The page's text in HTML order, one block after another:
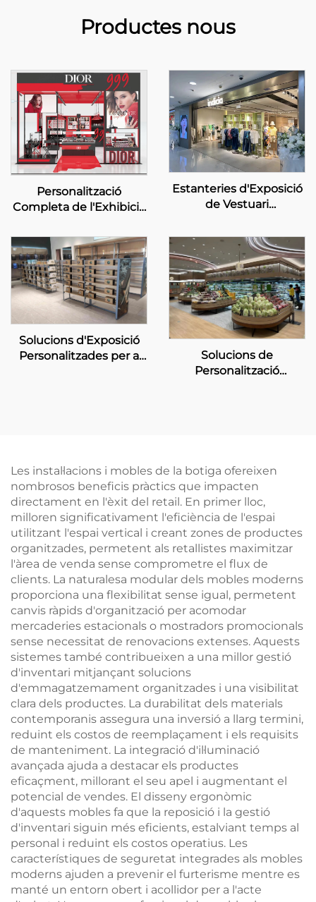
Productes nous
Personalització
Completa de l'Exhibició
Botiga Emergent de
Bellesa Dior
Estanteries d'Exposició
de Vestuari
INDICIA
Solucions d'Exposició
Personalitzades per a
Solucions de
Personalització
Les instal·lacions i mobles de la botiga ofereixen
nombrosos beneficis pràctics que impacten
directament en l'èxit del retail. En primer lloc,
milloren significativament l'eficiència de l'espai
utilitzant l'espai vertical i creant zones de productes
organitzades, permetent als retallistes maximitzar
l'àrea de venda sense comprometre el flux de
clients. La naturalesa modular dels mobles moderns
proporciona una flexibilitat sense igual, permetent
canvis ràpids d'organització per acomodar
mercaderies estacionals o mostradors promocionals
sense necessitat de renovacions extenses. Aquests
sistemes també contribueixen a una millor gestió
d'inventari mitjançant solucions
d'emmagatzemament organitzades i una visibilitat
clara dels productes. La durabilitat dels materials
contemporanis assegura una inversió a llarg termini,
reduint els costos de reemplaçament i els requisits
de manteniment. La integració d'il·luminació
avançada ajuda a destacar els productes
eficaçment, millorant el seu apel i augmentant el
potencial de vendes. El disseny ergonòmic
d'aquests mobles fa que la reposició i la gestió
d'inventari siguin més eficients, estalviant temps al
personal i reduint els costos operatius. Les
característiques de seguretat integrades als mobles
moderns ajuden a prevenir el furterisme mentre es
manté un entorn obert i acollidor per a l'acte